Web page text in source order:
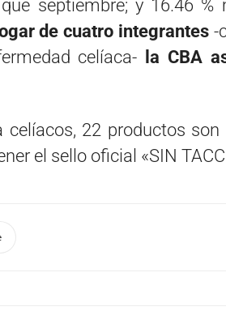
septiembre; y 16.46 %
de cuatro integrantes-
celíaca-
la CBA
celíacos, 22 productos
el sello oficial «SIN